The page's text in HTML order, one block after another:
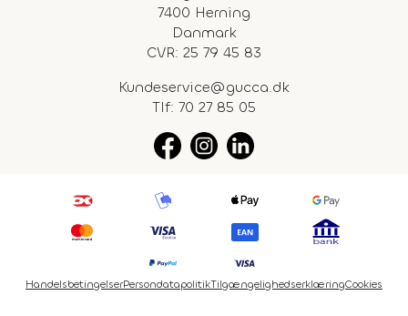
7400 Herning
Danmark
CVR: 25 79 45 83
Kundeservice@gucca.dk
Tlf: 70 27 85 05
HandelsbetingelserPersondatapolitikTilgængelighedserklæringCookies